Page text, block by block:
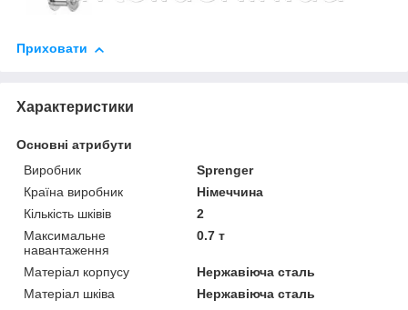
Приховати
Характеристики
Основні атрибути
Виробник
Sprenger
Країна виробник
Німеччина
Кількість шківів
2
Максимальне
навантаження
0.7 т
Матеріал корпусу
Нержавіюча сталь
Матеріал шківа
Нержавіюча сталь